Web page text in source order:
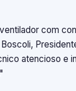
com
atencioso e